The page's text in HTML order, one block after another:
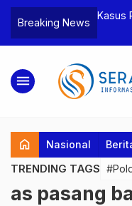
Breaking News
Bea Cukai
Pelaku beserta
dan 146 Gram
Kasus
Tebo
menu
home Nasional
TRENDING TAGS
as pasang